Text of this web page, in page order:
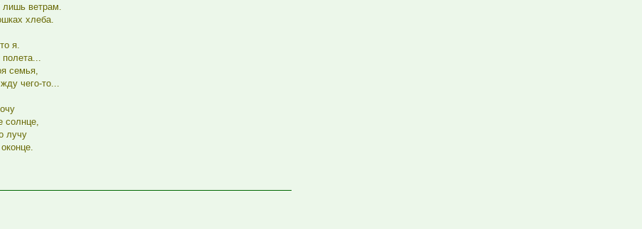
лишь ветрам.
хлеба.
я.
полета...
семья,
чего-то...
солнце,
лучу